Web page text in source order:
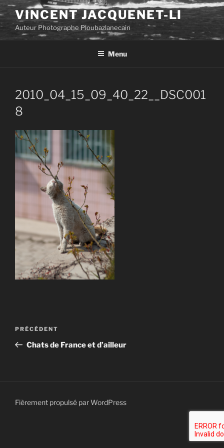
Aller
au
contenu
principal
VINCENT JACQUENET-LI
Auteur Photographe Ploubazlanecain
Menu
2010_04_15_09_40_22__DSC001
8
Navigation
l’article
Article
précédent
PRÉCÉDENT
Chats de France et d’ailleur
Fièrement propulsé par WordPress